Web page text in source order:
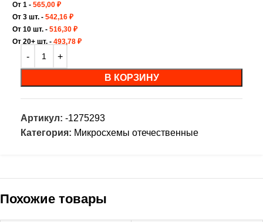
От 1 - 565,00 ₽
От 3 шт. - 542,16 ₽
От 10 шт. - 516,30 ₽
От 20+ шт. - 493,78 ₽
В КОРЗИНУ
Артикул: -1275293
Категория: Микросхемы отечественные
Похожие товары